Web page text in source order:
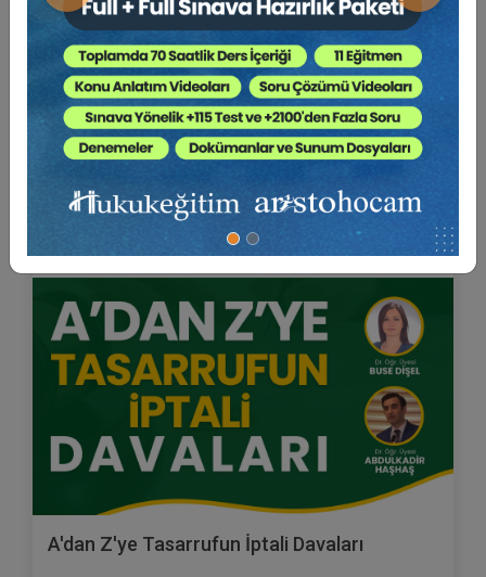
Kullanılmasına İlişkin Hüküm Ve Sonuçlar
Eğitim Yapıldı Tekrar Talep Et
Video Eğitimine Git
Hukuk Eğitim
A'dan Z'ye Tasarrufun İptali Davaları